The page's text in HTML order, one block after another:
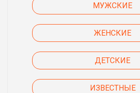
МУЖСКИЕ
ЖЕНСКИЕ
ДЕТСКИЕ
ИЗВЕСТНЫЕ